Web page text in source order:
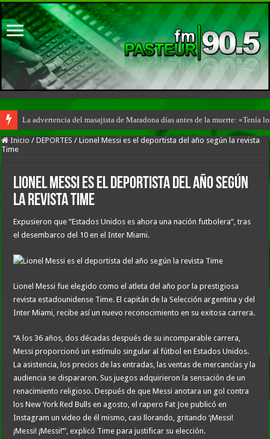
La advertencia del masajista de Maradona días antes de la muerte: «Tenía
Inicio / DEPORTES / Lionel Messi es el deportista del año según la revista
Time
Lionel Messi es el deportista del año según
la revista Time
Expusieron que “Estados Unidos es ahora una nación futbolera”, tras
el desembarco del 10 en el Inter Miami.
Lionel Messi fue elegido como el atleta del año por la prestigiosa
revista estadounidense Time. El capitán de la Selección argentina y del
Inter Miami, recibe así un nuevo reconocimiento en su exitosa carrera.
“A los 36 años, dos décadas después de su incomparable carrera,
Messi proporcionó un estímulo singular al fútbol en Estados Unidos.
La asistencia, los precios de las entradas, las ventas de mercancías y la
audiencia se dispararon. Sus juegos adquirieron la sensación de un
renacimiento religioso. Después de que Messi anotara un gol contra
los New York Red Bulls en agosto, el rapero Fat Joe publicó en
Instagram un video de él mismo, casi llorando, gritando ‘¡Messi!
¡Messi! ¡Messi!’”, explicó Time para justificar su elección.